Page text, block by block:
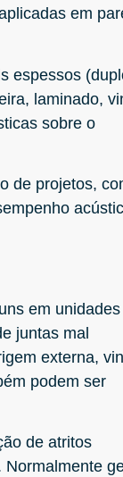
em
espessos
laminado,
sobre o
de projetos,
em unidades
juntas mal
externa,
podem ser
de atritos